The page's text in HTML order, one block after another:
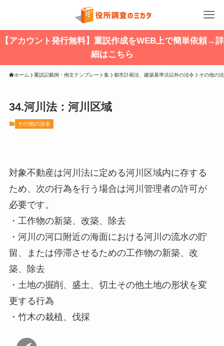
【アカウント発行無料】重説作成をWEB上で簡単依頼→詳
細はこちら
ホーム 重説記載例・例文テンプレート集 都市計画法、建築基準法以外の法令 その他の
34.河川法：河川区域
その他の法令
対象不動産は河川法に定める河川区域内に存する
ため、次の行為を行う場合は河川管理者の許可が
必要です。
・工作物の新築、改築、除去
・河川の河口附近の海面における河川の流水の貯
留、または停滞させるための工作物の新築、改
築、除去
・土地の掘削、盛土、切土その他土地の形状を変
更する行為
・竹木の栽植、伐採